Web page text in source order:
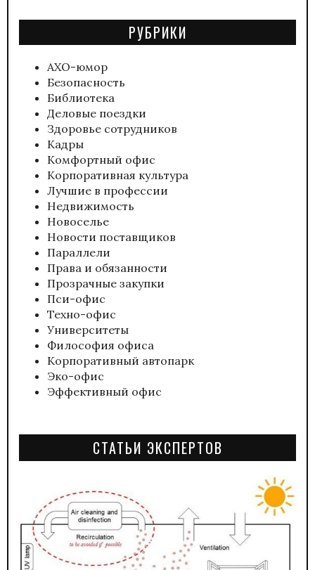
РУБРИКИ
АХО-юмор
Безопасность
Библиотека
Деловые поездки
Здоровье сотрудников
Кадры
Комфортный офис
Корпоративная культура
Лучшие в профессии
Недвижимость
Новоселье
Новости поставщиков
Параллели
Права и обязанности
Прозрачные закупки
Пси-офис
Техно-офис
Университеты
Философия офиса
Корпоративный автопарк
Эко-офис
Эффективный офис
СТАТЬИ ЭКСПЕРТОВ